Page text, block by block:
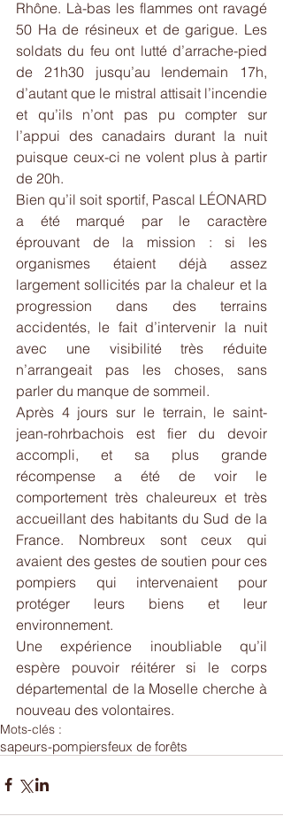
Rhône. Là-bas les flammes ont ravagé
50 Ha de résineux et de garigue. Les
soldats du feu ont lutté d’arrache-pied
de 21h30 jusqu’au lendemain 17h,
d’autant que le mistral attisait l’incendie
et qu’ils n’ont pas pu compter sur
l’appui des canadairs durant la nuit
puisque ceux-ci ne volent plus à partir
de 20h.
Bien qu’il soit sportif, Pascal LÉONARD
a été marqué par le caractère
éprouvant de la mission : si les
organismes étaient déjà assez
largement sollicités par la chaleur et la
progression dans des terrains
accidentés, le fait d’intervenir la nuit
avec une visibilité très réduite
n’arrangeait pas les choses, sans
parler du manque de sommeil.
Après 4 jours sur le terrain, le saint-
jean-rohrbachois est fier du devoir
accompli, et sa plus grande
récompense a été de voir le
comportement très chaleureux et très
accueillant des habitants du Sud de la
France. Nombreux sont ceux qui
avaient des gestes de soutien pour ces
pompiers qui intervenaient pour
protéger leurs biens et leur
environnement.
Une expérience inoubliable qu’il
espère pouvoir réitérer si le corps
départemental de la Moselle cherche à
nouveau des volontaires.
Mots-clés :
sapeurs-pompiersfeux de forêts